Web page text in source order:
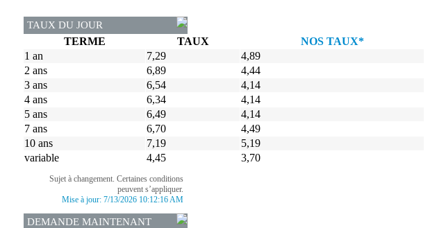
TAUX DU JOUR
TERME TAUX
NOS TAUX*
1 an
7,29
4,89
2 ans
6,89
4,44
3 ans
6,54
4,14
4 ans
6,34
4,14
5 ans
6,49
4,14
7 ans
6,70
4,49
10 ans
7,19
5,19
variable
4,45 3,70
Sujet à changement. Certaines conditions
peuvent s’appliquer.
Mise à jour: 7/13/2026 10:12:16 AM
DEMANDE MAINTENANT